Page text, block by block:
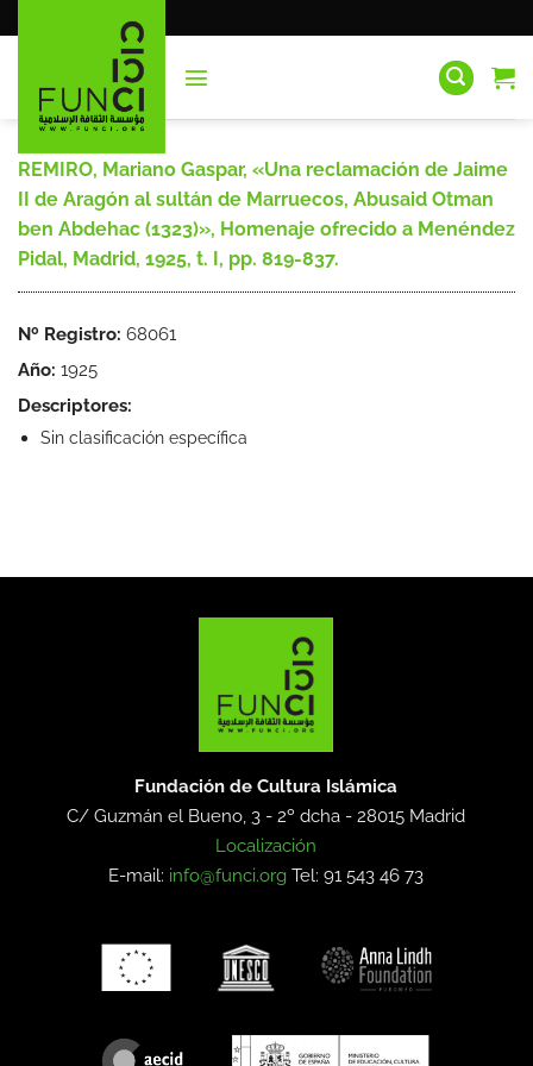
al
REMIRO, Mariano Gaspar, «Una reclamación de Jaime
II de Aragón al sultán de Marruecos, Abusaid Otman
ben Abdehac (1323)», Homenaje ofrecido a Menéndez
Pidal, Madrid, 1925, t. I, pp. 819-837.
Nº Registro: 68061
Año: 1925
Descriptores:
Sin clasificación específica
Fundación de Cultura Islámica
C/ Guzmán el Bueno, 3 - 2º dcha -28015 Madrid
Localización
E-mail: info@funci.org Tel: 91 543 46 73